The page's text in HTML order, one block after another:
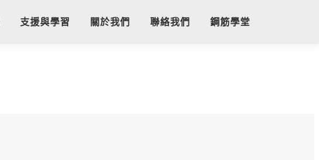
支援與學習 關於我們 聯絡我們 鋼筋學堂